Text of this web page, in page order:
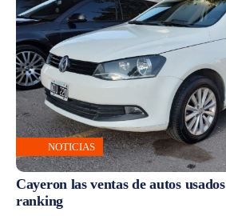
NOTICIAS
Cayeron las ventas de autos
ranking